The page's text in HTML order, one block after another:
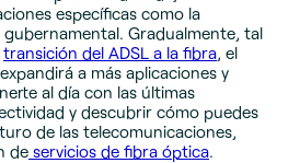
específicas como la
Gradualmente, tal
transición del ADSL a la fibra, el
a más aplicaciones y
al día con las últimas
y descubrir cómo puedes
de las telecomunicaciones,
de servicios de fibra óptica.